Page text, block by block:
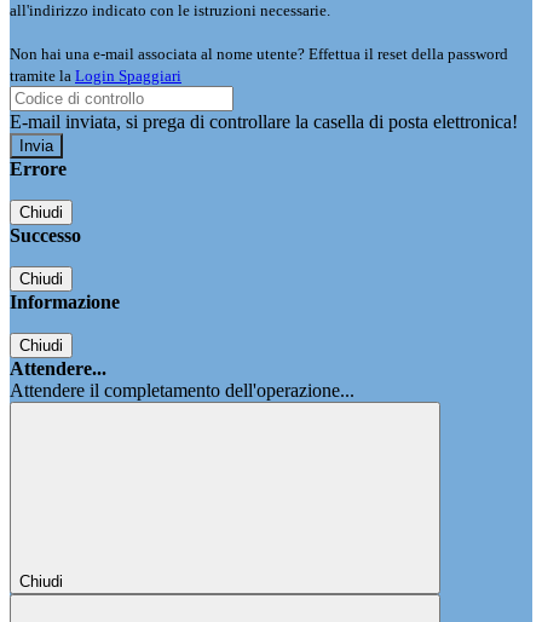
all'indirizzo indicato con le istruzioni necessarie.
Non hai una e-mail associata al nome utente? Effettua il reset della password
tramite la Login Spaggiari
E-mail inviata, si prega di controllare la casella di posta elettronica!
Errore
Chiudi
Successo
Chiudi
Informazione
Chiudi
Attendere...
Attendere il completamento dell'operazione...
Chiudi